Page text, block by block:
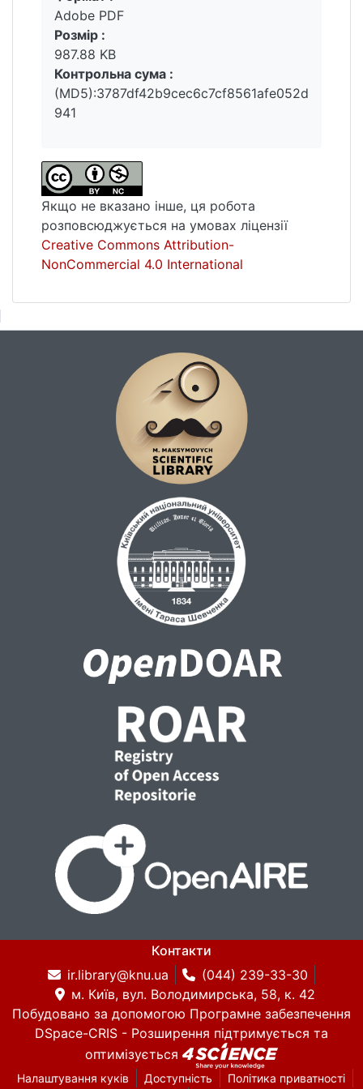
Adobe PDF
Розмір :
987.88 KB
Контрольна сума :
(MD5):3787df42b9cec6c7cf8561afe052d
941
Якщо не вказано інше, ця робота
розповсюджується на умовах ліцензії
Creative Commons Attribution-
NonCommercial 4.0 International
Контакти
ir.library@knu.ua
(044) 239-33-30
м. Київ, вул. Володимирська, 58, к. 42
Побудовано за допомогою Програмне забезпечення
DSpace-CRIS - Розширення підтримується та
оптимізується
Налаштування куків Доступність Політика приватності